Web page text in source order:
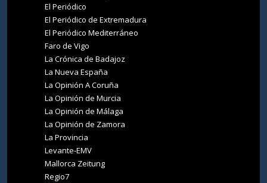
El Periódico
El Periódico de Extremadura
El Periódico Mediterráneo
Faro de Vigo
La Crónica de Badajoz
La Nueva España
La Opinión A Coruña
La Opinión de Murcia
La Opinión de Málaga
La Opinión de Zamora
La Provincia
Levante-EMV
Mallorca Zeitung
Regio7